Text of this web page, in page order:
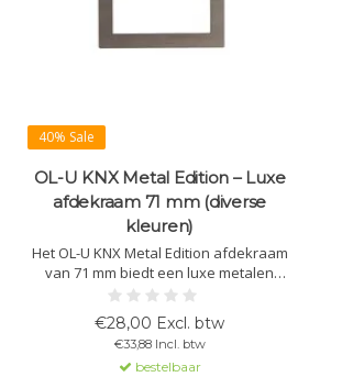
40% Sale
OL-U KNX Metal Edition – Luxe
afdekraam 71 mm (diverse
kleuren)
Het OL-U KNX Metal Edition afdekraam
van 71 mm biedt een luxe metalen
afwerking voor OL-U tastsensoren.
Verkrijgbaar in diverse kleuren en
eenvoudig te monteren voor een
stijlvolle en duurzame installatie.
€28,00 Excl. btw
€33,88 Incl. btw
bestelbaar